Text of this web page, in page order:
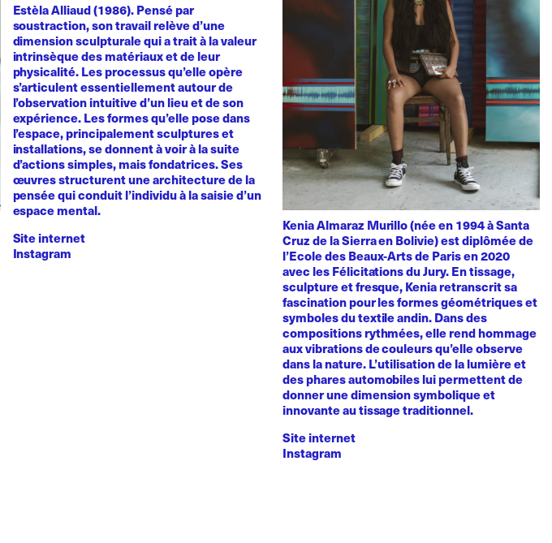
Estèla Alliaud (1986). Pensé par
soustraction, son travail relève d’une
dimension sculpturale qui a trait à la valeur
intrinsèque des matériaux et de leur
physicalité. Les processus qu’elle opère
s’articulent essentiellement autour de
l’observation intuitive d’un lieu et de son
expérience. Les formes qu’elle pose dans
l’espace, principalement sculptures et
installations, se donnent à voir à la suite
d’actions simples, mais fondatrices. Ses
œuvres structurent une architecture de la
pensée qui conduit l’individu à la saisie d’un
espace mental.
Site internet
Instagram
Kenia Almaraz Murillo (née en 1994 à Santa
Cruz de la Sierra en Bolivie) est diplômée de
l’Ecole des Beaux-Arts de Paris en 2020
avec les Félicitations du Jury. En tissage,
sculpture et fresque, Kenia retranscrit sa
fascination pour les formes géométriques et
symboles du textile andin. Dans des
compositions rythmées, elle rend hommage
aux vibrations de couleurs qu’elle observe
dans la nature. L’utilisation de la lumière et
des phares automobiles lui permettent de
donner une dimension symbolique et
innovante au tissage traditionnel.
Site internet
Instagram